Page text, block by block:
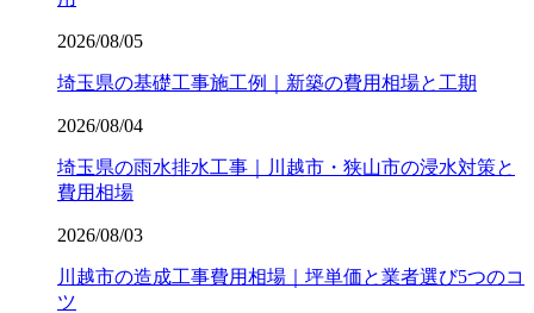
2026/08/05
埼玉県の基礎工事施工例｜新築の費用相場と工期
2026/08/04
埼玉県の雨水排水工事｜川越市・狭山市の浸水対策と
費用相場
2026/08/03
川越市の造成工事費用相場｜坪単価と業者選び5つのコ
ツ